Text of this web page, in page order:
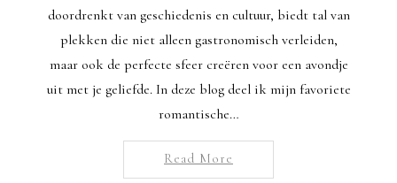
doordrenkt van geschiedenis en cultuur, biedt tal van
plekken die niet alleen gastronomisch verleiden,
maar ook de perfecte sfeer creëren voor een avondje
uit met je geliefde. In deze blog deel ik mijn favoriete
romantische…
Read More